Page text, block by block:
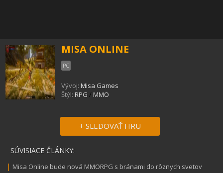
MISA ONLINE
PC
Vývoj: Misa Games
Štýl: RPG / MMO
+ SLEDOVAŤ HRU
SÚVISIACE ČLÁNKY:
| Misa Online bude nová MMORPG s bránami do rôznych svetov